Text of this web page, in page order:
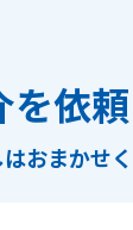
依
おまかせ